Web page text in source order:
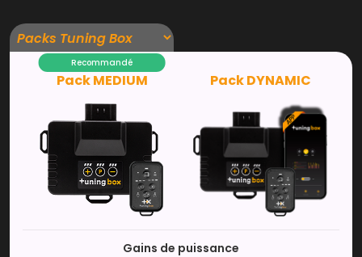
Recommandé
Pack MEDIUM Pack DYNAMIC
Gains de puissance